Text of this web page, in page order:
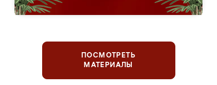
ПОСМОТРЕТЬ
МАТЕРИАЛЫ